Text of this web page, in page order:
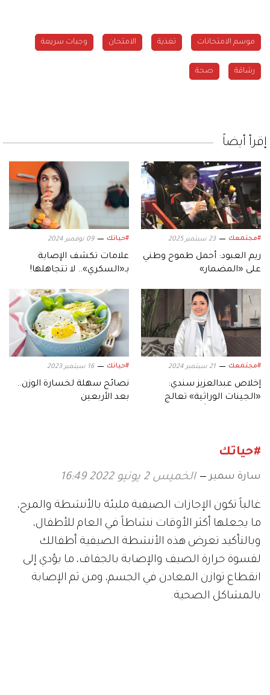
موسم الامتحانات تغذية الامتحان وجبات سريعة
رشاقة صحة
إقرأ أيضاً
#مجتمعك 23 سبتمبر 2025
ريم العبود: أحمل طموح وطني
على «المضمار»
#حياتك 09 نوفمبر 2024
علامات تكشف الإصابة
بـ«السكري».. لا تتجاهلها!
#مجتمعك 21 سبتمبر 2024
إخلاص عبدالعزيز سندي:
«الجينات الوراثية» تعالج
#حياتك 16 سبتمبر 2023
نصائح سهلة لخسارة الوزن..
بعد الأربعين
#حياتك
سارة سمير الخميس 2 يونيو 2022 16:49
غالباً تكون الإجازات الصيفية مليئة بالأنشطة والمرح،
ما يجعلها أكثر الأوقات نشاطاً في العام للأطفال،
وبالتأكيد تعرض هذه الأنشطة الصيفية أطفالك
لقسوة حرارة الصيف والإصابة بالجفاف، ما يؤدي إلى
انقطاع توازن المعادن في الجسم، ومن ثم الإصابة
بالمشاكل الصحية.